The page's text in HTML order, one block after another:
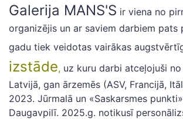
Galerija MANS'S ir viena no
organizējis un ar saviem darbiem
gadu tiek veidotas vairākas
izstāde, uz kuru darbi atceļojuši
Latvijā, gan ārzemēs (ASV, Francijā,
2023. Jūrmalā un «Saskarsmes
Daugavpilī. 2025.g. notikusī